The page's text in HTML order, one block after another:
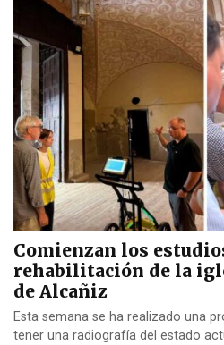
Comienzan los
rehabilitación de la
de Alcañiz
Esta semana se ha realizado una
tener una radiografía del estado